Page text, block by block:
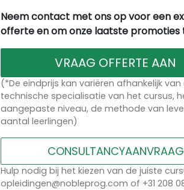
Neem contact met ons op voor een
offerte en om onze laatste promoties
VRAAG OFFERTE AAN
(*De eindprijs kan variëren afhankelijk van
technische specialisatie van het cursus,
aangepaste niveau, de methode van
aantal leerlingen)
CONSULTANCYAANVRAAG
Hulp nodig bij het kiezen van de juiste
opleidingen@nobleprog.com of +31 208